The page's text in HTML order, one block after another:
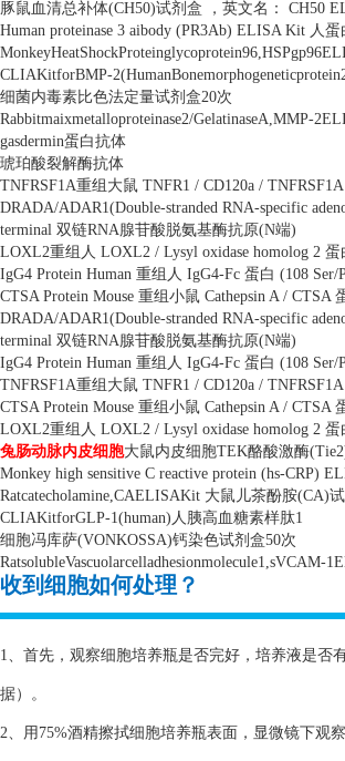
豚鼠血清总补体(CH50)试剂盒 ，英文名：
CH50
Human proteinase 3 aibody (PR3Ab) ELISA Kit 人蛋
CLIAKitforBMP-
细菌内毒素比色法定量试剂盒20次
Rabbitmaixmetalloproteinase2/GelatinaseA,MMP-
gasdermin蛋白抗体
琥珀酸裂解酶抗体
TNFRSF1A重组大鼠 TNFR1 / CD120a / TNFRSF1A
DRADA/ADAR1(Double-stranded RNA-specific
terminal 双链RNA腺苷酸脱氨基酶抗原(N端)
LOXL2重组人 LOXL2 / Lysyl oxidase homolog 2 蛋
IgG4 Protein Human 重组人 IgG4-Fc 蛋白 (108 Ser/
CTSA Protein Mouse 重组小鼠 Cathepsin A / CTSA
DRADA/ADAR1(Double-stranded RNA-specific
terminal 双链RNA腺苷酸脱氨基酶抗原(N端)
IgG4 Protein Human 重组人 IgG4-Fc 蛋白 (108 Ser/
TNFRSF1A重组大鼠 TNFR1 / CD120a / TNFRSF1A
CTSA Protein Mouse 重组小鼠 Cathepsin A / CTSA
LOXL2重组人 LOXL2 / Lysyl oxidase homolog 2 蛋
兔肠动脉内皮细胞大鼠内皮细胞TEK酪酸激酶
Monkey high sensitive C reactive protein (hs-CRP)
Ratcatecholamine,CAELISAKit 大鼠儿茶酚胺(CA)
CLIAKitforGLP-1(human) 人胰高血糖素样肽1
细胞冯库萨(VONKOSSA)钙染色试剂盒50次
RatsolubleVascuolarcelladhesionmolecule1,sVCAM-
收到细胞如何处理？
1、首先，观察细胞培养瓶是否完好，培养液是否
据）。
2、用75%酒精擦拭细胞培养瓶表面，显微镜下观